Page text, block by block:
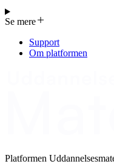
storytelling. Materialerne er
YouTube‑videoer,
webinarer fra
studerende adgang til
anvendes i undervisningen
gange for at styrke
uddannelsesinstitutioner
Se mere
Support
Om platformen
Platformen